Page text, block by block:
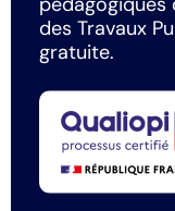
des Travaux
gratuite.